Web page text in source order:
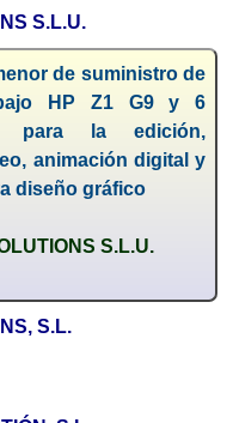
S.L.U.
de suministro de
HP Z1 G9 y 6
para la edición,
animación digital y
diseño gráfico
S.L.U.
S.L.